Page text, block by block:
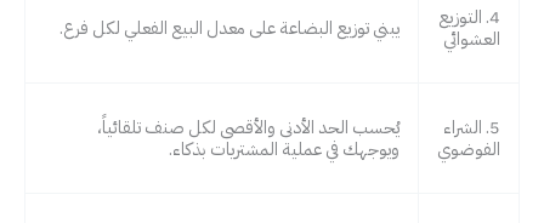
4. التوزيع
العشوائي
يبني توزيع البضاعة على معدل البيع الفعلي لكل فرع.
5. الشراء
الفوضوي
يُحسب الحد الأدنى والأقصى لكل صنف تلقائياً،
ويوجهك في عملية المشتريات بذكاء.